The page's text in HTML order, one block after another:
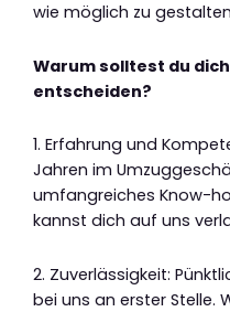
wie möglich zu
Warum solltest du
entscheiden?
1. Erfahrung und
Jahren im
umfangreiches Know-
kannst dich auf uns
2. Zuverlässigkeit:
bei uns an erster Stelle.